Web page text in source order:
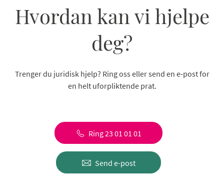
Hvordan kan vi hjelpe
deg?
Trenger du juridisk hjelp? Ring oss eller send en e-post for
en helt uforpliktende prat.
Ring 23 01 01 01
Send e-post